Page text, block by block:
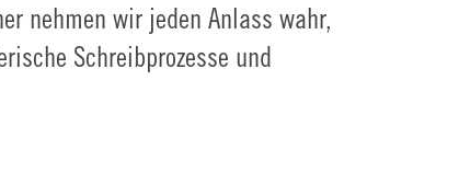
nehmen wir jeden Anlass wahr,
Schreibprozesse und